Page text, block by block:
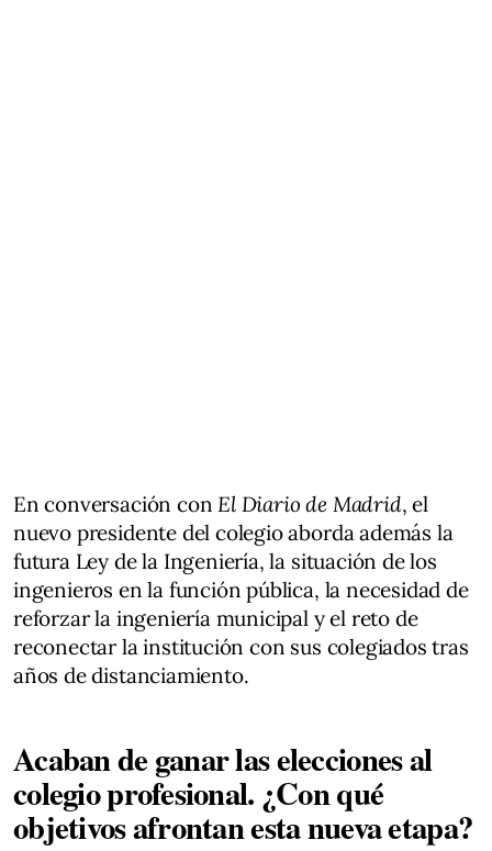
En conversación con El Diario de Madrid, el
nuevo presidente del colegio aborda además la
futura Ley de la Ingeniería, la situación de los
ingenieros en la función pública, la necesidad de
reforzar la ingeniería municipal y el reto de
reconectar la institución con sus colegiados tras
años de distanciamiento.
Acaban de ganar las elecciones al
colegio profesional. ¿Con qué
objetivos afrontan esta nueva etapa?